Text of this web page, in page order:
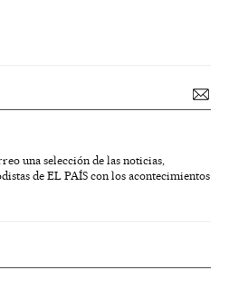
una selección de las noticias,
de EL PAÍS con los acontecimientos